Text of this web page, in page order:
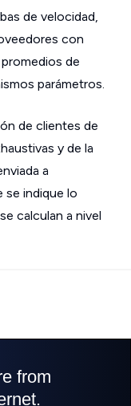
de velocidad,
con
de
parámetros.
de clientes de
y de la
a
se indique lo
calculan a nivel